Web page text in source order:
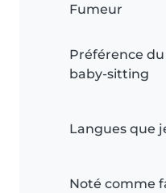
Fumeur
Préférence
baby-sitting
Langues que
Noté comme